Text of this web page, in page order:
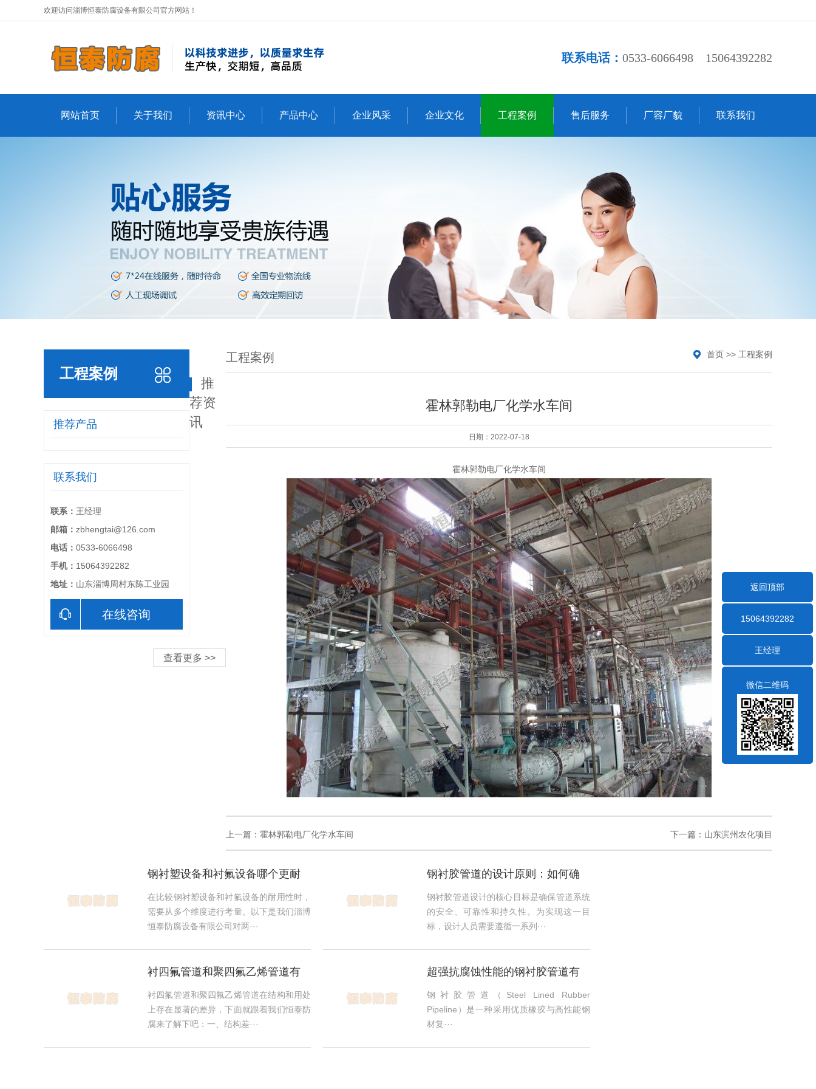
欢迎访问淄博恒泰防腐设备有限公司官方网站！
联系电话： 0533-6066498 15064392282
网站首页 关于我们 资讯中心 产品中心 企业风采 企业文化 工程案例 售后服务 厂容厂貌 联系我们
工程案例
推荐产品
联系我们
联系： 王经理
邮箱： zbhengtai@126.com
电话： 0533-6066498
手机： 15064392282
地址： 山东淄博周村东陈工业园
在线咨询
首页 >> 工程案例
工程案例
霍林郭勒电厂化学水车间
日期：2022-07-18
霍林郭勒电厂化学水车间
上一篇： 霍林郭勒电厂化学水车间 下一篇： 山东滨州农化项目
查看更多 >>
推
荐资
讯
钢衬塑设备和衬氟设备哪个更耐
用一些呢？
在比较钢衬塑设备和衬氟设备的耐用性时，
需要从多个维度进行考量。以下是我们淄博
恒泰防腐设备有限公司对两···
钢衬胶管道的设计原则：如何确
保管道系统的安全性？
钢衬胶管道设计的核心目标是确保管道系统
的安全、可靠性和持久性。为实现这一目
标，设计人员需要遵循一系列···
衬四氟管道和聚四氟乙烯管道有
什么区别？
衬四氟管道和聚四氟乙烯管道在结构和用处
上存在显著的差异，下面就跟着我们恒泰防
腐来了解下吧：一、结构差···
超强抗腐蚀性能的钢衬胶管道有
哪些优点？
钢衬胶管道（Steel Lined Rubber
Pipeline）是一种采用优质橡胶与高性能钢
材复···
返回顶部
15064392282
王经理
微信二维码